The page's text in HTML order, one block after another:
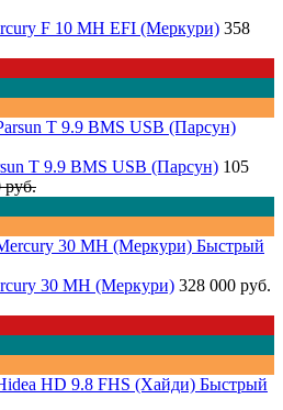
F 10 MH EFI (Меркури) 358
T 9.9 BMS USB (Парсун) 105
руб.
Быстрый
30 MH (Меркури) 328 000 руб.
Быстрый